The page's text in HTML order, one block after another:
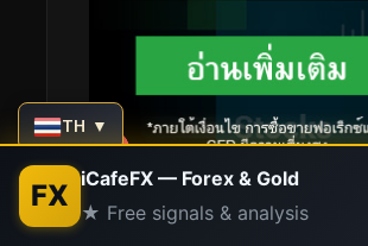
TH ▼
FX iCafeFX — Forex & Gold
★ Free signals & analysis
Contact us
Open